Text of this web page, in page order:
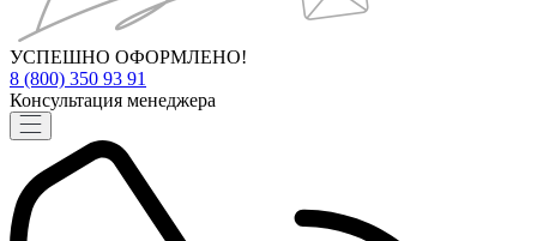
УСПЕШНО ОФОРМЛЕНО!
8 (800) 350 93 91
Консультация менеджера